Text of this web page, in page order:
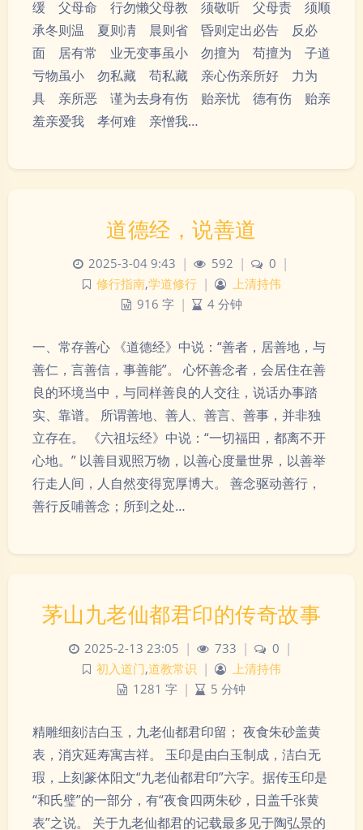
缓 父母命 行勿懒父母教 须敬听 父母责 须顺
承冬则温 夏则凊 晨则省 昏则定出必告 反必
面 居有常 业无变事虽小 勿擅为 苟擅为 子道
亏物虽小 勿私藏 苟私藏 亲心伤亲所好 力为
具 亲所恶 谨为去身有伤 贻亲忧 德有伤 贻亲
羞亲爱我 孝何难 亲憎我…
道德经，说善道
2025-3-04 9:43 592 0
修行指南,学道修行
上清持伟
916 字
4 分钟
一、常存善心 《道德经》中说：“善者，居善地，与
善仁，言善信，事善能”。 心怀善念者，会居住在善
良的环境当中，与同样善良的人交往，说话办事踏
实、靠谱。 所谓善地、善人、善言、善事，并非独
立存在。 《六祖坛经》中说：“一切福田，都离不开
心地。” 以善目观照万物，以善心度量世界，以善举
行走人间，人自然变得宽厚博大。 善念驱动善行，
善行反哺善念；所到之处…
茅山九老仙都君印的传奇故事
2025-2-13 23:05 733 0
初入道门,道教常识
上清持伟
1281 字
5 分钟
精雕细刻洁白玉，九老仙都君印留； 夜食朱砂盖黄
表，消灾延寿寓吉祥。 玉印是由白玉制成，洁白无
瑕，上刻篆体阳文“九老仙都君印”六字。据传玉印是
“和氏璧”的一部分，有“夜食四两朱砂，日盖千张黄
表”之说。 关于九老仙都君的记载最多见于陶弘景的